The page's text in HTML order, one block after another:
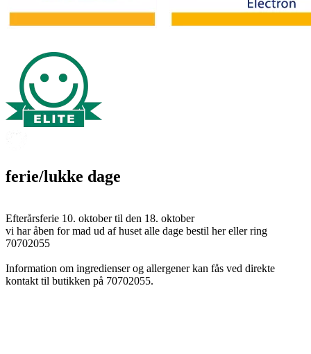
ferie/lukke dage
Efterårsferie 10. oktober til den 18. oktober
vi har åben for mad ud af huset alle dage bestil her eller ring
70702055
Information om ingredienser og allergener kan fås ved direkte
kontakt til butikken på 70702055.